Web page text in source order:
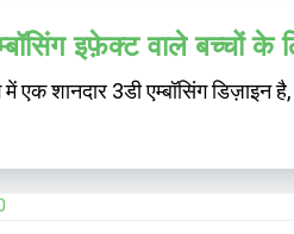
इफ़ेक्ट वाले बच्चों के
एक शानदार 3डी एम्बॉसिंग